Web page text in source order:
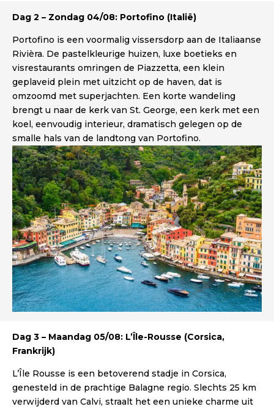
Dag 2 – Zondag 04/08: Portofino (Italië)
Portofino is een voormalig vissersdorp aan de Italiaanse
Rivièra. De pastelkleurige huizen, luxe boetieks en
visrestaurants omringen de Piazzetta, een klein
geplaveid plein met uitzicht op de haven, dat is
omzoomd met superjachten. Een korte wandeling
brengt u naar de kerk van St. George, een kerk met een
koel, eenvoudig interieur, dramatisch gelegen op de
smalle hals van de landtong van Portofino.
Dag 3 – Maandag 05/08: L’Île-Rousse (Corsica,
Frankrijk)
L’Île Rousse is een betoverend stadje in Corsica,
genesteld in de prachtige Balagne regio. Slechts 25 km
verwijderd van Calvi, straalt het een unieke charme uit